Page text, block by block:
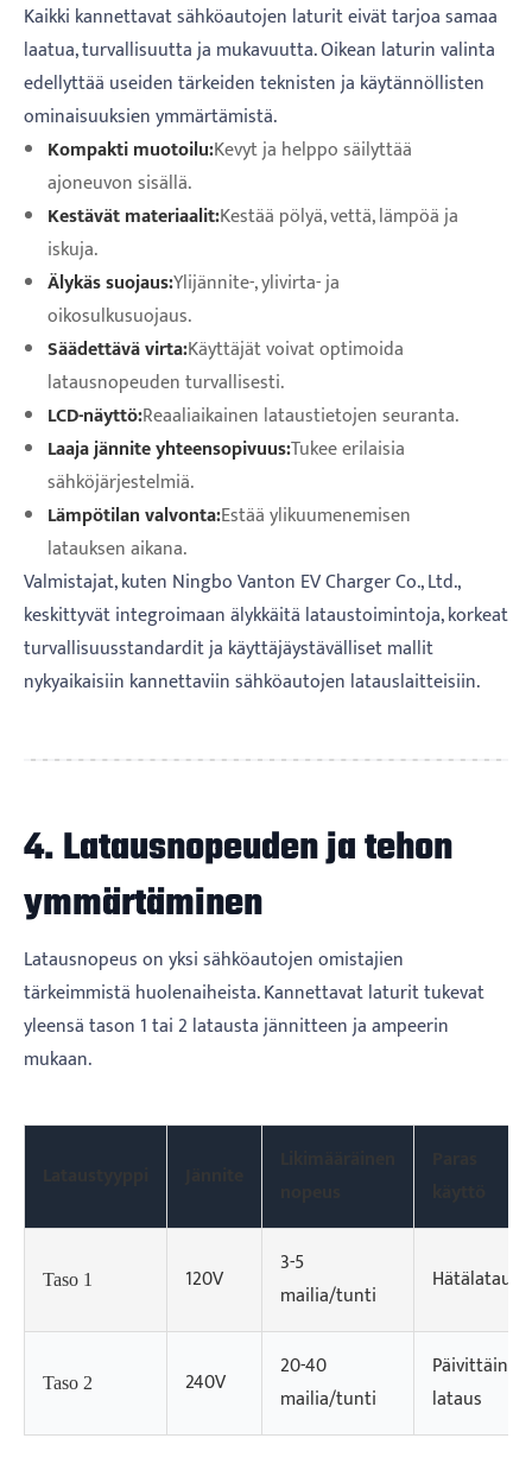
Kaikki kannettavat sähköautojen laturit eivät tarjoa samaa
laatua, turvallisuutta ja mukavuutta. Oikean laturin valinta
edellyttää useiden tärkeiden teknisten ja käytännöllisten
ominaisuuksien ymmärtämistä.
Kompakti muotoilu:Kevyt ja helppo säilyttää
ajoneuvon sisällä.
Kestävät materiaalit:Kestää pölyä, vettä, lämpöä ja
iskuja.
Älykäs suojaus:Ylijännite-, ylivirta- ja
oikosulkusuojaus.
Säädettävä virta:Käyttäjät voivat optimoida
latausnopeuden turvallisesti.
LCD-näyttö:Reaaliaikainen lataustietojen seuranta.
Laaja jännite yhteensopivuus:Tukee erilaisia ​​
sähköjärjestelmiä.
Lämpötilan valvonta:Estää ylikuumenemisen
latauksen aikana.
Valmistajat, kuten Ningbo Vanton EV Charger Co., Ltd.,
keskittyvät integroimaan älykkäitä lataustoimintoja, korkeat
turvallisuusstandardit ja käyttäjäystävälliset mallit
nykyaikaisiin kannettaviin sähköautojen latauslaitteisiin.
4. Latausnopeuden ja tehon
ymmärtäminen
Latausnopeus on yksi sähköautojen omistajien
tärkeimmistä huolenaiheista. Kannettavat laturit tukevat
yleensä tason 1 tai 2 latausta jännitteen ja ampeerin
mukaan.
Taso 1 120V
3-5
mailia/tunti
Hätälataus
Taso 2 240V
20-40
mailia/tunti
Päivittäinen
lataus